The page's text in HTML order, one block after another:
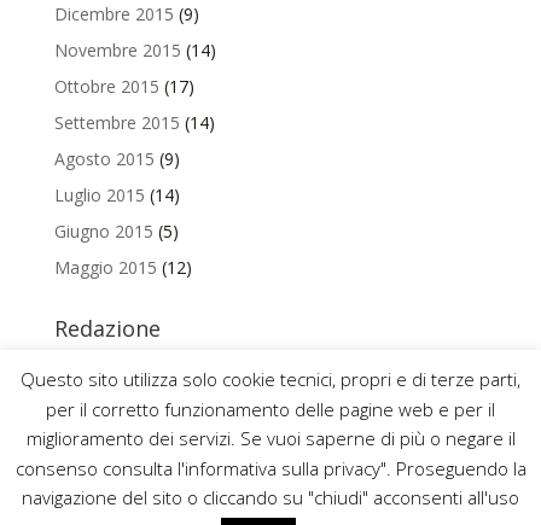
Dicembre 2015 (9)
Novembre 2015 (14)
Ottobre 2015 (17)
Settembre 2015 (14)
Agosto 2015 (9)
Luglio 2015 (14)
Giugno 2015 (5)
Maggio 2015 (12)
Redazione
uniamo@uniurb.it
2016 ©UNIVERSITÀ DEGLI STUDI DI URBINO CARLO BO
Questo sito utilizza solo cookie tecnici, propri e di terze parti,
per il corretto funzionamento delle pagine web e per il
miglioramento dei servizi. Se vuoi saperne di più o negare il
consenso consulta l'informativa sulla privacy". Proseguendo la
navigazione del sito o cliccando su "chiudi" acconsenti all'uso